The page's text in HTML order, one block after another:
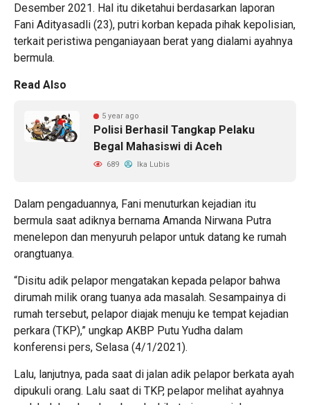
Desember 2021. Hal itu diketahui berdasarkan laporan
Fani Adityasadli (23), putri korban kepada pihak kepolisian,
terkait peristiwa penganiayaan berat yang dialami ayahnya
bermula.
Read Also
5 year ago
Polisi Berhasil Tangkap Pelaku
Begal Mahasiswi di Aceh
689 Ika Lubis
Dalam pengaduannya, Fani menuturkan kejadian itu
bermula saat adiknya bernama Amanda Nirwana Putra
menelepon dan menyuruh pelapor untuk datang ke rumah
orangtuanya.
“Disitu adik pelapor mengatakan kepada pelapor bahwa
dirumah milik orang tuanya ada masalah. Sesampainya di
rumah tersebut, pelapor diajak menuju ke tempat kejadian
perkara (TKP),” ungkap AKBP Putu Yudha dalam
konferensi pers, Selasa (4/1/2021).
Lalu, lanjutnya, pada saat di jalan adik pelapor berkata ayah
dipukuli orang. Lalu saat di TKP, pelapor melihat ayahnya